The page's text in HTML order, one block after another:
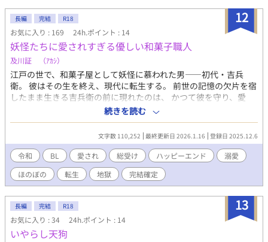
ってしまう律。 すると鳥居が大量増殖する怪奇現象が起き、青い
炎とともに白いきつねが出現する。 境内の中へ吸い込まれ、気が
つけば、あやかしと人間の暮らす異世界に転移していた。 そんな
律の前に現れたのは、きつね妖怪の天。 言葉遣いも、態度も悪い
が、根はやさしい上級αで律の魂の番だと主張する。 急速に惹か
れ合い、婚約したふたり。 幸せな日々を送り始めるが、高飛びし
たはずの両親や大翔、蜜まで異世界の日本にやってきてしまう。
ヤクザとまで、ふたたび顔を合わせ、大ピンチに……。 ※注意※
差別、差別用語、希死念慮、ハラスメント行為、脅迫、器物損
壊、犯罪行為、レイプ描写といった過激な描写、暴力描写が多々
あります。 この物語はフィクションです。実在の人物・団体・事
件などとは一切関係ありません。 残酷・暴力描写：＊ 性描写：※
この作品はfujossy様から転載しています。 2026年にfujossy様で
開催されている『第六回 fujossy小説大賞』の参加作品です。 作
品をおもしろいと思ったらURL：
https://fujossy.jp/books/32015/より、ご投票お願いします！
12
長編 完結 R18
お気に入り : 169 24h.ポイント : 14
妖怪たちに愛されすぎる優しい和菓子職人
及川証 （ｱｶｼ）
江戸の世で、和菓子屋として妖怪に慕われた男――初代・吉兵
衛。 彼はその生を終え、現代に転生する。 前世の記憶の欠片を宿
したまま生きる吉兵衛の前に現れたのは、 かつて彼を守り、愛
し、そして彼のために「禁忌」を犯した妖怪たちだった。 妖怪た
ちは皆、吉兵衛に強烈な執着を抱き、 守り。愛するがゆえに罪を
抱く。 和菓子という穏やかな日常の裏で、 吉兵衛は知らない。 自
分の「優しさ」こそが、彼らを縛り、堕とした原因だったこと
を。 前世から続く因縁と歪んだ愛の行き着く先で、 吉兵衛は選択
を迫られる。 妖怪たちを救うために再び手を差し伸べるのか、 そ
れとも――愛するがゆえに、拒むのか。 総愛され・溺愛・前世×
現代。 優しさが罪になる、和風ファンタジーBL長編。 コメデ
ィ、ハッピーエンド。 この作品に出てくるイベント会場、観光地
は実際にあるものを使用、もしくはアレンジしております。
100％正しい物ではございません。
続きを読む
文字数 110,252 最終更新日 2026.1.16 登録日 2025.12.6
令和 BL 愛され 総受け ハッピーエンド
溺愛
ほのぼの
転生 地獄 完結確定
13
長編 完結 R18
お気に入り : 34 24h.ポイント : 14
いやらし天狗